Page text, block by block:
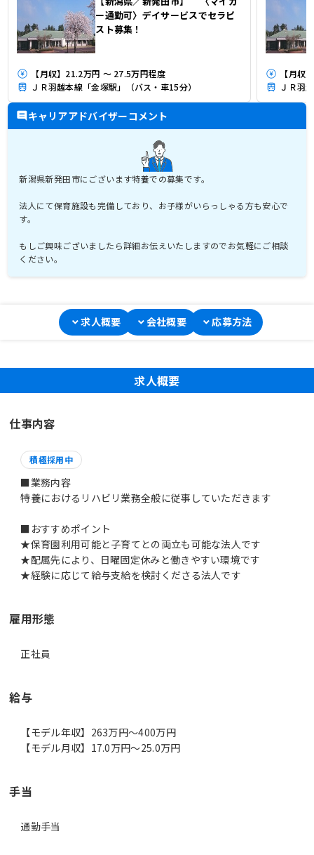
ー通勤可〉デイサービスでセラピ
スト募集！
【月収】21.2万円 ～ 27.5万円程度
ＪＲ羽越本線「金塚駅」（バス・車15分）
【月収
ＪＲ羽
キャリアアドバイザーコメント
新潟県新発田市にございます特養での募集です。
法人にて保育施設も完備しており、お子様がいらっしゃる方も安心で
す。
もしご興味ございましたら詳細お伝えいたしますのでお気軽にご相談
ください。
求人概要 会社概要 応募方法
求人概要
仕事内容
積極採用中
■業務内容
特養におけるリハビリ業務全般に従事していただきます
■おすすめポイント
★保育園利用可能と子育てとの両立も可能な法人です
★配属先により、日曜固定休みと働きやすい環境です
★経験に応じて給与支給を検討くださる法人です
雇用形態
正社員
給与
【モデル年収】263万円〜400万円
【モデル月収】17.0万円〜25.0万円
手当
通勤手当